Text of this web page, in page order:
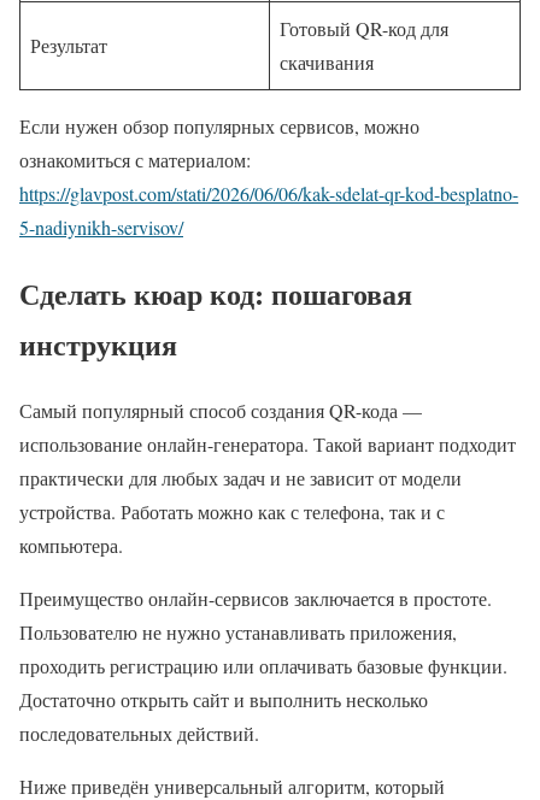
Результат
Готовый QR-код для
скачивания
Если нужен обзор популярных сервисов, можно
ознакомиться с материалом:
https://glavpost.com/stati/2026/06/06/kak-sdelat-qr-kod-besplatno-
5-nadiynikh-servisov/
Сделать кюар код: пошаговая
инструкция
Самый популярный способ создания QR-кода —
использование онлайн-генератора. Такой вариант подходит
практически для любых задач и не зависит от модели
устройства. Работать можно как с телефона, так и с
компьютера.
Преимущество онлайн-сервисов заключается в простоте.
Пользователю не нужно устанавливать приложения,
проходить регистрацию или оплачивать базовые функции.
Достаточно открыть сайт и выполнить несколько
последовательных действий.
Ниже приведён универсальный алгоритм, который